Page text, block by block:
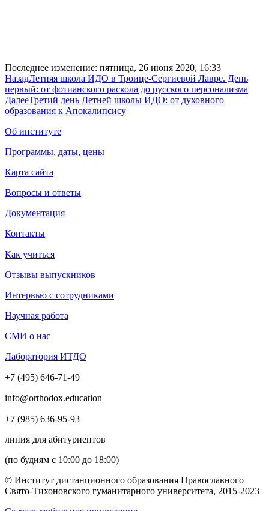
Последнее изменение: пятница, 26 июня 2020, 16:33
НазадЛетняя школа ИДО в Троице-Сергиевой Лавре. День
первый: от фотианского раскола до русского персонализма
ДалееТретий день Летней школы ИДО: от духовного
образования к Апокалипсису
Об институте
Программы, даты, цены
Карта сайта
Вопросы и ответы
Документация
Контакты
Как учиться
Отзывы выпускников
Интервью с сотрудниками
Научная работа
СМИ о нас
Лаборатория ИТДО
+7 (495) 646-71-49
info@orthodox.education
+7 (985) 636-95-93
линия для абитуриентов
(по будням с 10:00 до 18:00)
© Институт дистанционного образования Православного
Свято-Тихоновского гуманитарного университета, 2015-2023